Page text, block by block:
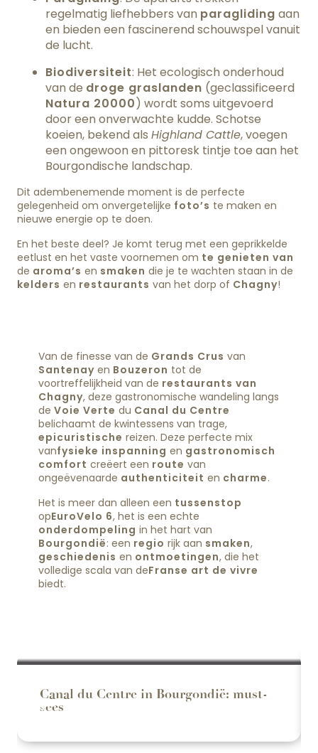
regelmatig liefhebbers van paragliding aan
en bieden een fascinerend schouwspel vanuit
de lucht.
Biodiversiteit: Het ecologisch onderhoud
van de droge graslanden (geclassificeerd
Natura 20000) wordt soms uitgevoerd
door een onverwachte kudde. Schotse
koeien, bekend als Highland Cattle, voegen
een ongewoon en pittoresk tintje toe aan het
Bourgondische landschap.
Dit adembenemende moment is de perfecte
gelegenheid om onvergetelijke foto’s te maken en
nieuwe energie op te doen.
En het beste deel? Je komt terug met een geprikkelde
eetlust en het vaste voornemen om te genieten van
de aroma’s en smaken die je te wachten staan in de
kelders en restaurants van het dorp of Chagny!
Van de finesse van de Grands Crus van
Santenay en Bouzeron tot de
voortreffelijkheid van de restaurants van
Chagny, deze gastronomische wandeling langs
de Voie Verte du Canal du Centre
belichaamt de kwintessens van trage,
epicuristische reizen. Deze perfecte mix
vanfysieke inspanning en gastronomisch
comfort creëert een route van
ongeëvenaarde authenticiteit en charme.
Het is meer dan alleen een tussenstop
opEuroVelo 6, het is een echte
onderdompeling in het hart van
Bourgondië: een regio rijk aan smaken,
geschiedenis en ontmoetingen, die het
volledige scala van deFranse art de vivre
biedt.
Canal du Centre in Bourgondië: must-
sees